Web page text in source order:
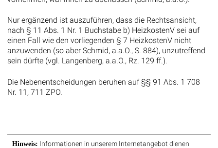
Nur ergänzend ist auszuführen, dass die Rechtsansicht,
nach § 11 Abs. 1 Nr. 1 Buchstabe b) HeizkostenV sei auf
einen Fall wie den vorliegenden § 7 HeizkostenV nicht
anzuwenden (so aber Schmid, a.a.O., S. 884), unzutreffend
sein dürfte (vgl. Langenberg, a.a.O., Rz. 129 ff.).
Die Nebenentscheidungen beruhen auf §§ 91 Abs. 1 708
Nr. 11, 711 ZPO.
Hinweis: Informationen in unserem Internetangebot dienen